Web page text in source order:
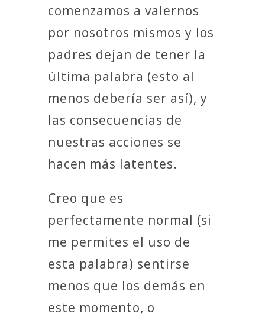
comenzamos a valernos
por nosotros mismos y los
padres dejan de tener la
última palabra (esto al
menos debería ser así), y
las consecuencias de
nuestras acciones se
hacen más latentes.
Creo que es
perfectamente normal (si
me permites el uso de
esta palabra) sentirse
menos que los demás en
este momento, o